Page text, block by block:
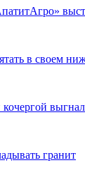
в своем
гранит